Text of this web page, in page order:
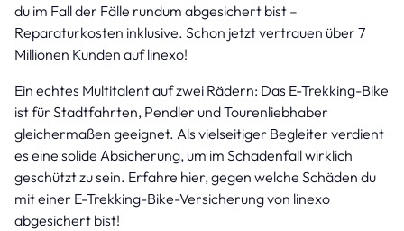
du im Fall der Fälle rundum abgesichert bist –
Reparaturkosten inklusive. Schon jetzt vertrauen über 7
Millionen Kunden auf linexo!
Ein echtes Multitalent auf zwei Rädern: Das E-Trekking-Bike
ist für Stadtfahrten, Pendler und Tourenliebhaber
gleichermaßen geeignet. Als vielseitiger Begleiter verdient
es eine solide Absicherung, um im Schadenfall wirklich
geschützt zu sein. Erfahre hier, gegen welche Schäden du
mit einer E-Trekking-Bike-Versicherung von linexo
abgesichert bist!